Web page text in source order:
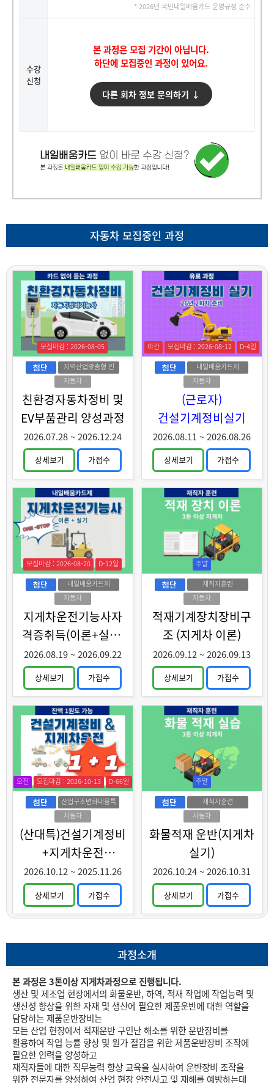
* 2026년 국민내일배움카드 운영규정 준수
수강
신청
본 과정은 모집 기간이 아닙니다.
하단에 모집중인 과정이 있어요.
다른 회차 정보 문의하기 ↓
자동차 모집중인 과정
모집마감 : 2026-08-05
지역산업맞춤형 인
력양성
자동차
친환경자동차정비 및
EV부품관리 양성과정
2026.07.28~2026.12.24
상세보기 가접수
야간 모집마감 : 2026-08-12
D-4일
내일배움카드제
자동차
(근로자)
건설기계정비실기
2026.08.11~2026.08.26
상세보기 가접수
모집마감 : 2026-08-20
D-12일
내일배움카드제
자동차
지게차운전기능사자
격증취득(이론+실기)
과정 A
2026.08.19~2026.09.22
상세보기 가접수
주말
재직자훈련
자동차
적재기계장치장비구
조 (지게차 이론)
2026.09.12~2026.09.13
상세보기 가접수
오전 모집마감 : 2026-10-13
D-66일
산업구조변화대응특
화훈련
자동차
(산대특)건설기계정비
+지게차운전
(중장년특화)
2026.10.12~2025.11.26
상세보기 가접수
주말
재직자훈련
자동차
화물적재 운반(지게차
실기)
2026.10.24~2026.10.31
상세보기 가접수
과정소개
본 과정은 3톤이상 지게차과정으로 진행됩니다.
생산 및 제조업 현장에서의 화물운반, 하역, 적재 작업에 작업능력 및
생산성 향상을 위한 자재 및 생산에 필요한 제품운반에 대한 역할을
담당하는 제품운반장비는
모든 산업 현장에서 적재운반 구인난 해소를 위한 운반장비를
활용하여 작업 능률 향상 및 원가 절감을 위한 제품운반장비 조작에
필요한 인력을 양성하고
재직자들에 대한 직무능력 향상 교육을 실시하여 운반장비 조작을
위한 전문자를 양성하여 산업 현장 안전사고 및 재해를 예방하는데